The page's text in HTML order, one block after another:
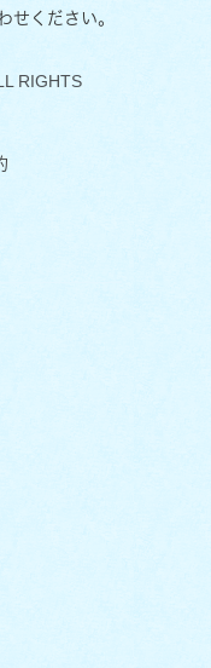
せください。
RIGHTS